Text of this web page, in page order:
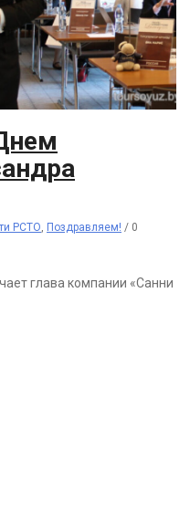
РСТО, Поздравляем! / 0
глава компании «Санни